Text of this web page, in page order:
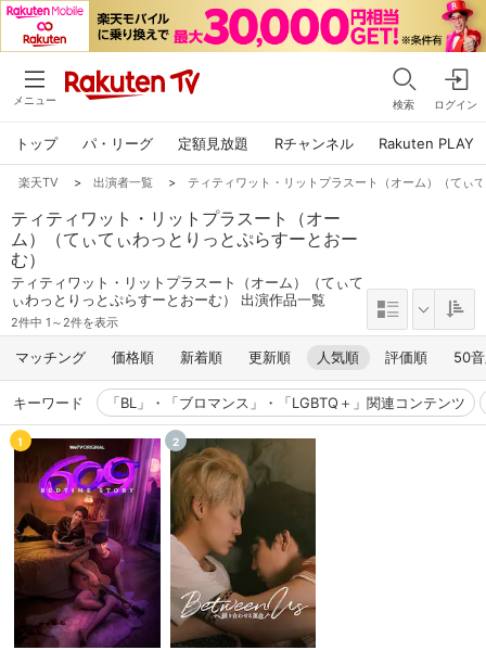
メニュー 検索 ログイン
トップ パ・リーグ 定額見放題 Rチャンネル Rakuten PLAY
楽天TV > 出演者一覧 > ティティワット・リットプラスート（オーム）（てぃ
ティティワット・リットプラスート（オー
ム）（てぃてぃわっとりっとぷらすーとおー
む）
ティティワット・リットプラスート（オーム）（てぃて
ぃわっとりっとぷらすーとおーむ） 出演作品一覧
2件中 1～2件を表示
マッチング 価格順 新着順 更新順 人気順 評価順 50
キーワード 「BL」・「ブロマンス」・「LGBTQ＋」関連コンテンツ
1 2